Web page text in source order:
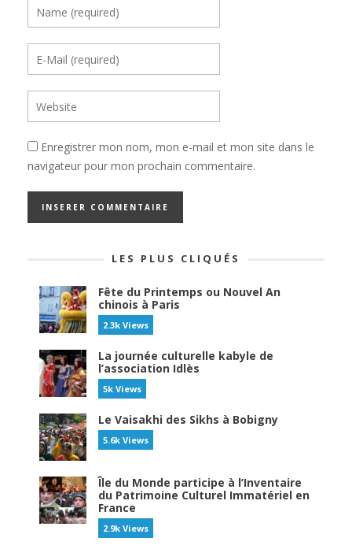
Enregistrer mon nom, mon e-mail et mon site dans le
navigateur pour mon prochain commentaire.
LES PLUS CLIQUÉS
Fête du Printemps ou Nouvel An
chinois à Paris
2.3k Views
La journée culturelle kabyle de
l’association Idlès
5k Views
Le Vaisakhi des Sikhs à Bobigny
5.6k Views
Île du Monde participe à l’Inventaire
du Patrimoine Culturel Immatériel en
France
2.9k Views